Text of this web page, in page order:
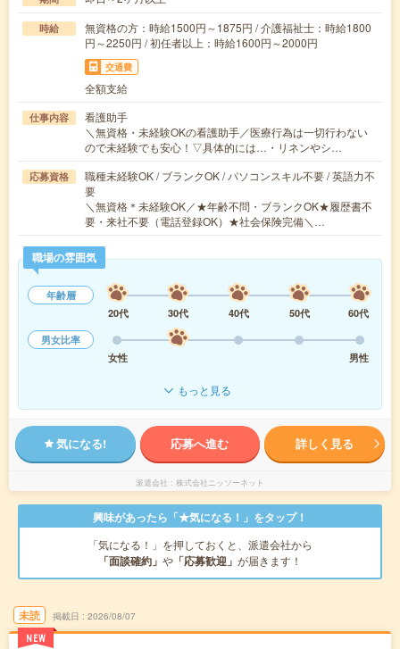
時給
無資格の方：時給1500円～1875円 / 介護福祉士：時給1800
円～2250円 / 初任者以上：時給1600円～2000円
交通費
全額支給
仕事内容
看護助手
＼無資格・未経験OKの看護助手／医療行為は一切行わない
ので未経験でも安心！▽具体的には…・リネンやシ…
応募資格
職種未経験OK / ブランクOK / パソコンスキル不要 / 英語力不
要
＼無資格＊未経験OK／★年齢不問・ブランクOK★履歴書不
要・来社不要（電話登録OK）★社会保険完備＼…
職場の雰囲気
年齢層
20代
30代 40代 50代
60代
男女比率
女性
男性
もっと見る
気になる! 応募へ進む 詳しく見る
派遣会社 株式会社ニッソーネット
興味があったら「★気になる！」をタップ！
「気になる！」を押しておくと、派遣会社から
「面談確約」 や 「応募歓迎」 が届きます！
未読
NEW
掲載日 2026/08/07